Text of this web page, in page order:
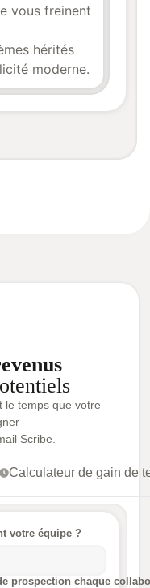
vous freinent
hérités
moderne.
le temps que votre
Scribe.
Calculateur de gain de
votre équipe ?
prospection chaque